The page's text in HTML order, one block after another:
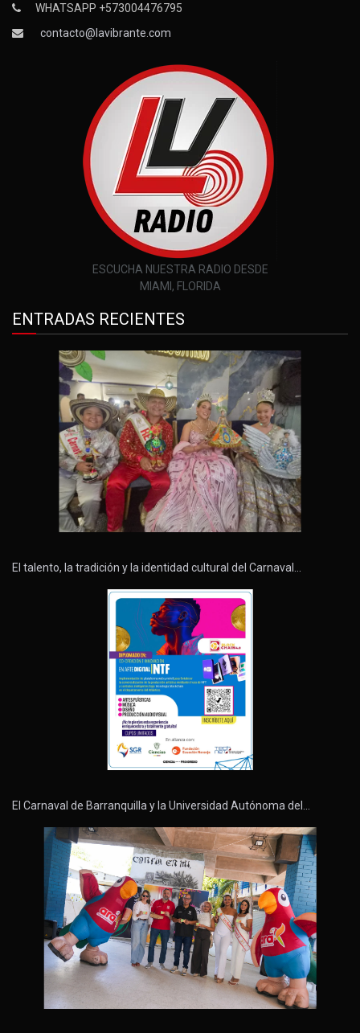
WHATSAPP +573004476795
contacto@lavibrante.com
ESCUCHA NUESTRA RADIO DESDE
MIAMI, FLORIDA
ENTRADAS RECIENTES
El talento, la tradición y la identidad cultural del Carnaval…
El Carnaval de Barranquilla y la Universidad Autónoma del…